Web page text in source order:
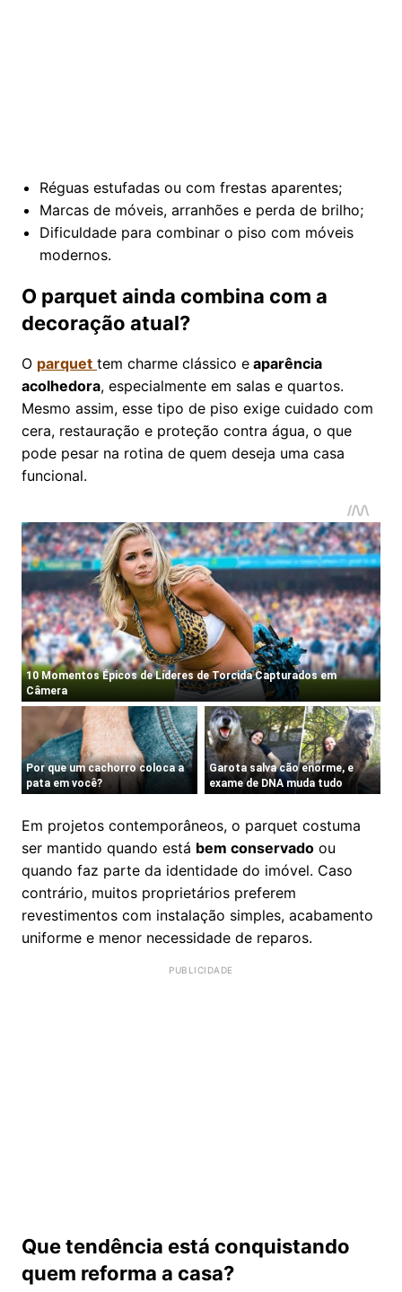
Réguas estufadas ou com frestas aparentes;
Marcas de móveis, arranhões e perda de brilho;
Dificuldade para combinar o piso com móveis
modernos.
O parquet ainda combina com a
decoração atual?
O parquet tem charme clássico e aparência
acolhedora, especialmente em salas e quartos.
Mesmo assim, esse tipo de piso exige cuidado com
cera, restauração e proteção contra água, o que
pode pesar na rotina de quem deseja uma casa
funcional.
Em projetos contemporâneos, o parquet costuma
ser mantido quando está bem conservado ou
quando faz parte da identidade do imóvel. Caso
contrário, muitos proprietários preferem
revestimentos com instalação simples, acabamento
uniforme e menor necessidade de reparos.
Que tendência está conquistando
quem reforma a casa?